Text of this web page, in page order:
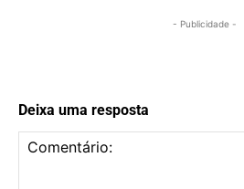
- Publicidade -
Deixa uma resposta